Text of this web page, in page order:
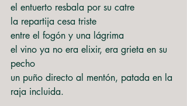
el entuerto resbala por su catre
la repartija cesa triste
entre el fogón y una lágrima
el vino ya no era elixir, era grieta en su
pecho
un puño directo al mentón, patada en la
raja incluida.